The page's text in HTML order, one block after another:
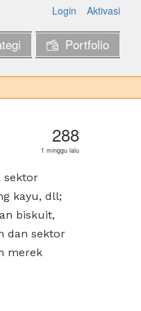
Login Aktivasi
Portfolio
288
1 minggu lalu
sektor
kayu, dll;
biskuit,
dan sektor
merek